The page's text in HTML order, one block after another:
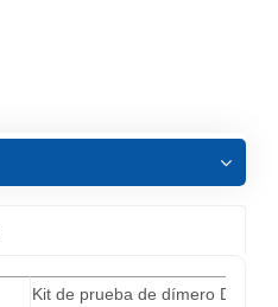
Kit de prueba de dímero D